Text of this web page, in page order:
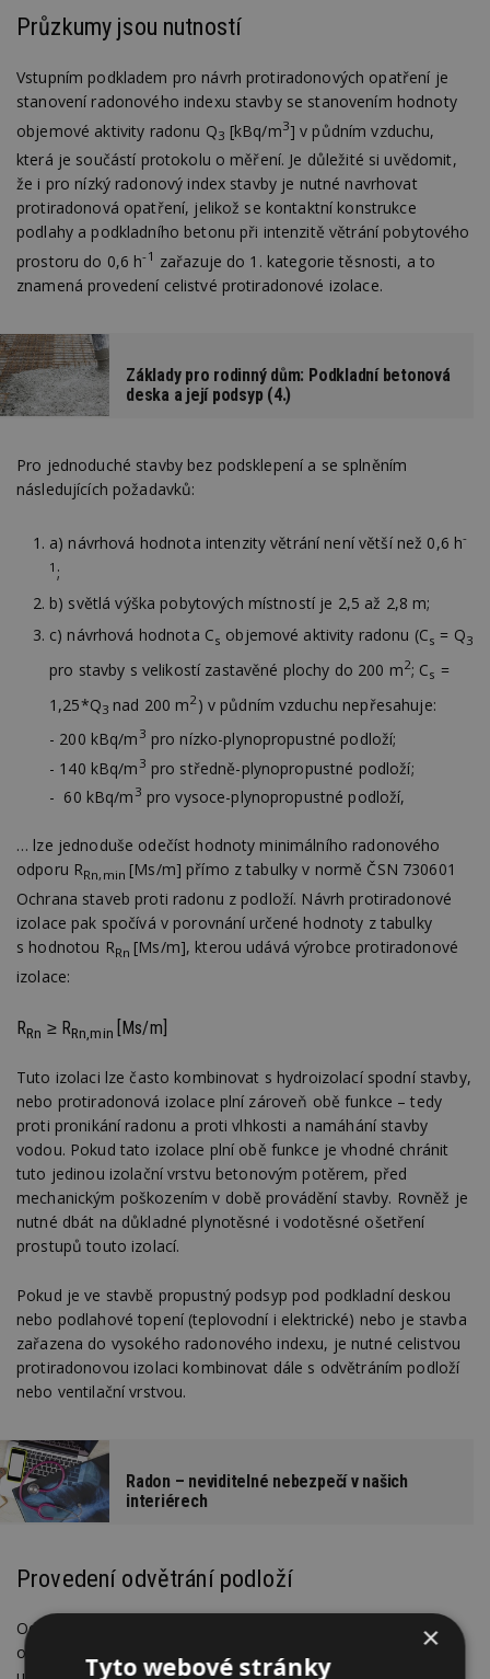
Průzkumy jsou nutností
Vstupním podkladem pro návrh protiradonových opatření je
stanovení radonového indexu stavby se stanovením hodnoty
objemové aktivity radonu Q3 [kBq/m3] v půdním vzduchu,
která je součástí protokolu o měření. Je důležité si uvědomit,
že i pro nízký radonový index stavby je nutné navrhovat
protiradonová opatření, jelikož se kontaktní konstrukce
podlahy a podkladního betonu při intenzitě větrání pobytového
prostoru do 0,6 h-1 zařazuje do 1. kategorie těsnosti, a to
znamená provedení celistvé protiradonové izolace.
Základy pro rodinný dům: Podkladní betonová
deska a její podsyp (4.)
Pro jednoduché stavby bez podsklepení a se splněním
následujících požadavků:
a) návrhová hodnota intenzity větrání není větší než 0,6 h-
1 ;
b) světlá výška pobytových místností je 2,5 až 2,8 m;
c) návrhová hodnota Cs objemové aktivity radonu (Cs = Q3
pro stavby s velikostí zastavěné plochy do 200 m2; Cs =
1,25*Q3 nad 200 m2 ) v půdním vzduchu nepřesahuje:
- 200 kBq/m 3 pro nízko-plynopropustné podloží;
- 140 kBq/m 3 pro středně-plynopropustné podloží;
- 60 kBq/m 3 pro vysoce-plynopropustné podloží,
… lze jednoduše odečíst hodnoty minimálního radonového
odporu RRn,min [Ms/m] přímo z tabulky v normě ČSN 730601
Ochrana staveb proti radonu z podloží. Návrh protiradonové
izolace pak spočívá v porovnání určené hodnoty z tabulky
s hodnotou RRn [Ms/m], kterou udává výrobce protiradonové
izolace:
RRn ≥ RRn,min [Ms/m]
Tuto izolaci lze často kombinovat s hydroizolací spodní stavby,
nebo protiradonová izolace plní zároveň obě funkce – tedy
proti pronikání radonu a proti vlhkosti a namáhání stavby
vodou. Pokud tato izolace plní obě funkce je vhodné chránit
tuto jedinou izolační vrstvu betonovým potěrem, před
mechanickým poškozením v době provádění stavby. Rovněž je
nutné dbát na důkladné plynotěsné i vodotěsné ošetření
prostupů touto izolací.
Pokud je ve stavbě propustný podsyp pod podkladní deskou
nebo podlahové topení (teplovodní i elektrické) nebo je stavba
zařazena do vysokého radonového indexu, je nutné celistvou
protiradonovou izolaci kombinovat dále s odvětráním podloží
nebo ventilační vrstvou.
Radon – neviditelné nebezpečí v našich
interiérech
Provedení odvětrání podloží
Odsávací potrubí je připojené sběrným potrubím ke svislému
odvětrání nad střechu objektu. Sběrné perforované potrubí je
×
Tyto webové stránky